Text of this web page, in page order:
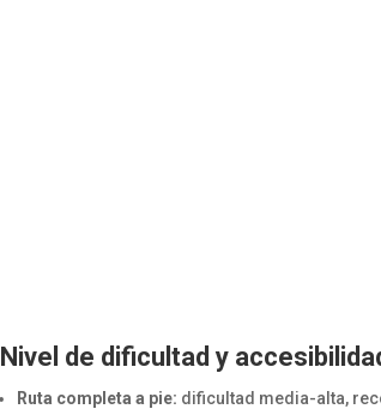
Nivel de dificultad y
Ruta completa a pie: dificultad media-alta,